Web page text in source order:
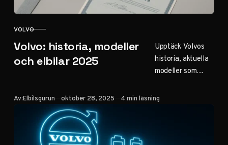
KATEGORI
VOLVO
Volvo: historia, modeller
och elbilar 2025
Upptäck Volvos
historia, aktuella
modeller som
säkerhetsinnovati
Av:Elbilsgurun Publicerad
oktober 28, 2025 4 min läsning